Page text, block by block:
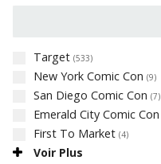
Target (533)
New York Comic Con (9)
San Diego Comic Con (7)
Emerald City Comic Con
First To Market (4)
Voir Plus